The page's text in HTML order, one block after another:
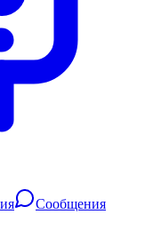
Сообщения